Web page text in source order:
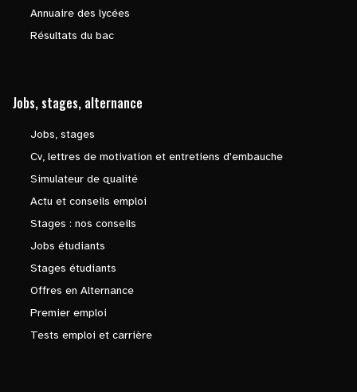
Annuaire des lycées
Résultats du bac
Jobs, stages, alternance
Jobs, stages
Cv, lettres de motivation et entretiens d'embauche
Simulateur de qualité
Actu et conseils emploi
Stages : nos conseils
Jobs étudiants
Stages étudiants
Offres en Alternance
Premier emploi
Tests emploi et carrière